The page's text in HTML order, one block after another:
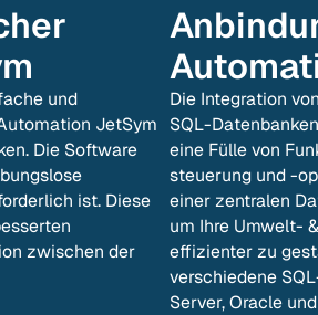
und
JetSym
Die Software
ist. Diese
zwischen der
Die Integration
SQL-
eine Fülle von
steuerung und -
einer zentralen
um Ihre Umwelt-
effizienter zu
verschiedene
Server, Oracle